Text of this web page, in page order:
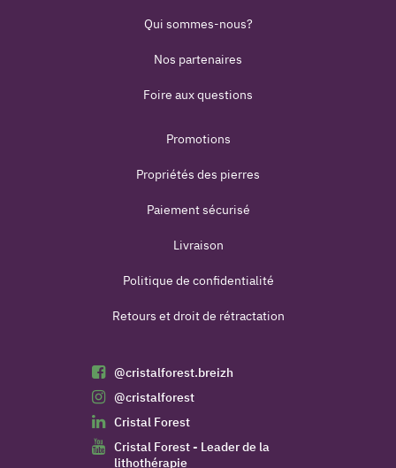
Qui sommes-nous?
Nos partenaires
Foire aux questions
Promotions
Propriétés des pierres
Paiement sécurisé
Livraison
Politique de confidentialité
Retours et droit de rétractation
@cristalforest.breizh
@cristalforest
Cristal Forest
Cristal Forest - Leader de la
lithothérapie